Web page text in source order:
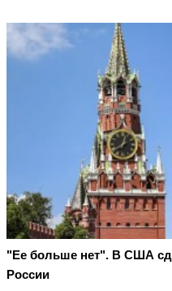
"Ее больше нет". В США
России